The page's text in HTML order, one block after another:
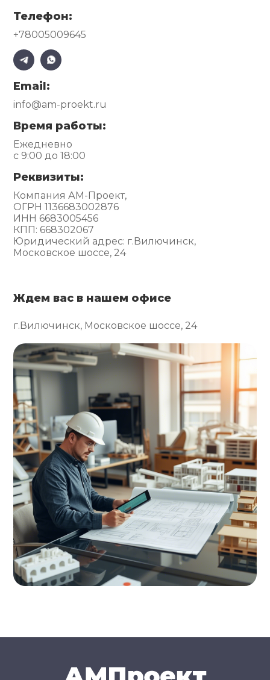
Телефон:
+78005009645
Email:
info@am-proekt.ru
Время работы:
Ежедневно
с 9:00 до 18:00
Реквизиты:
Компания АМ-Проект,
ОГРН 1136683002876
ИНН 6683005456
КПП: 668302067
Юридический адрес: г.Вилючинск,
Московское шоссе, 24
Ждем вас в нашем офисе
г.Вилючинск, Московское шоссе, 24